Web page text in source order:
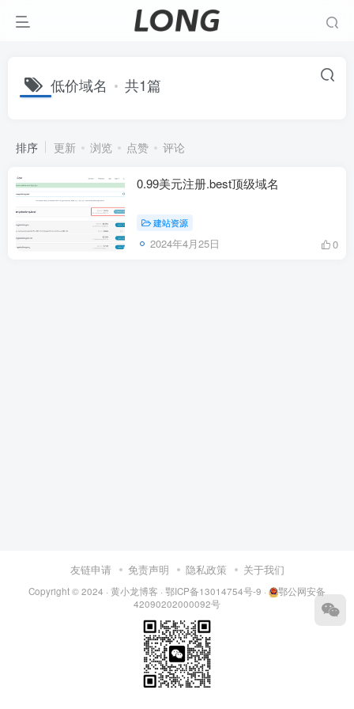
低价域名 共1篇
排序 更新 浏览 点赞 评论
0.99美元注册.best顶级域名
建站资源
2024年4月25日 0
友链申请 免责声明 隐私政策 关于我们
Copyright © 2024 ·黄小龙博客 ·鄂ICP备13014754号-9 ·
鄂公网安备
42090202000092号